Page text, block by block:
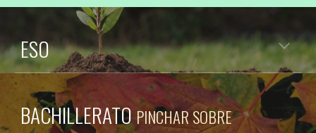
ESO
BACHILLERATOPINCHAR SOBRE